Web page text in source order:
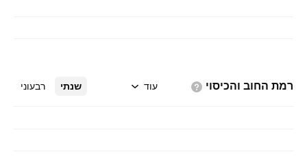
רמת החוב והכיסוי שנתי רבעוני עוד